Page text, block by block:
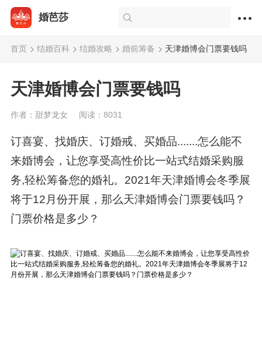
婚芭莎
首页 结婚百科 结婚攻略 婚前筹备 天津婚博会门票要钱吗
天津婚博会门票要钱吗
作者：甜梦龙女 阅读：8031
订喜宴、找婚庆、订婚戒、买婚品.......怎么能不
来婚博会，让您享受高性价比一站式结婚采购服
务,轻松筹备您的婚礼。2021年天津婚博会冬季展
将于12月份开展，那么天津婚博会门票要钱吗？
门票价格是多少？